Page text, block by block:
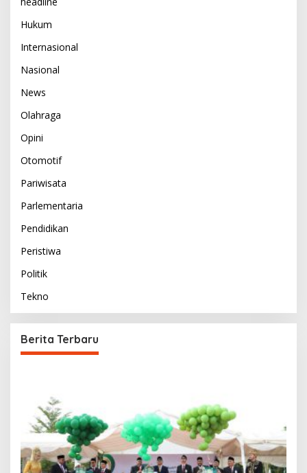
Hukum
Internasional
Nasional
News
Olahraga
Opini
Otomotif
Pariwisata
Parlementaria
Pendidikan
Peristiwa
Politik
Tekno
Berita Terbaru